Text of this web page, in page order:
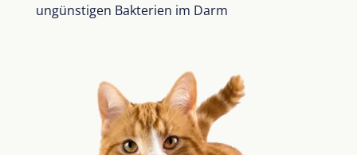
ungünstigen Bakterien im Darm